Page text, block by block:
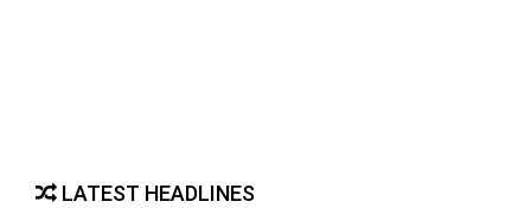
LATEST HEADLINES